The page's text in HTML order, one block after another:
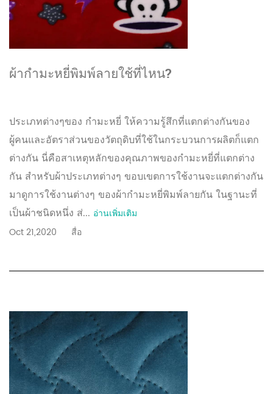
ผ้ากำมะหยี่พิมพ์ลายใช้ที่ไหน?
ประเภทต่างๆของ กำมะหยี่ ให้ความรู้สึกที่แตกต่างกันของ
ผู้คนและอัตราส่วนของวัตถุดิบที่ใช้ในกระบวนการผลิตก็แตก
ต่างกัน นี่คือสาเหตุหลักของคุณภาพของกำมะหยี่ที่แตกต่าง
กัน สำหรับผ้าประเภทต่างๆ ขอบเขตการใช้งานจะแตกต่างกัน
มาดูการใช้งานต่างๆ ของผ้ากำมะหยี่พิมพ์ลายกัน ในฐานะที่
เป็นผ้าชนิดหนึ่ง ส่... อ่านเพิ่มเติม
Oct 21,2020
สื่อ